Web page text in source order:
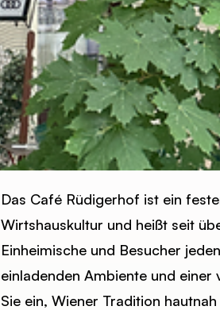
Das Café Rüdigerhof ist ein
Wirtshauskultur und heißt seit
Einheimische und Besucher
einladenden Ambiente und
Sie ein, Wiener Tradition